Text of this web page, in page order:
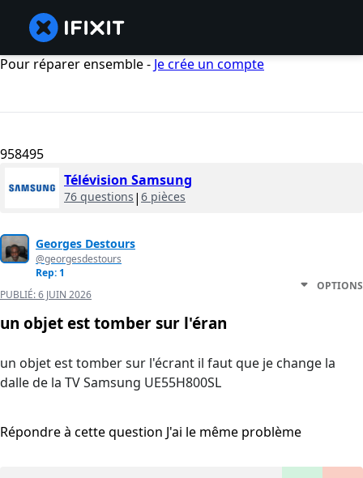
Pour réparer ensemble - Je crée un compte
958495
Télévision Samsung
76 questions | 6 pièces
Georges Destours
@georgesdestours
Rep: 1
PUBLIÉ:6 JUIN 2026
OPTIONS
un objet est tomber sur l'éran
un objet est tomber sur l'écrant il faut que je change la
dalle de la TV Samsung UE55H800SL
Répondre à cette question J'ai le même problème